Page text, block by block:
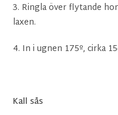
3. Ringla över flytande
laxen.
4. In i ugnen 175º, cirka
Kall sås